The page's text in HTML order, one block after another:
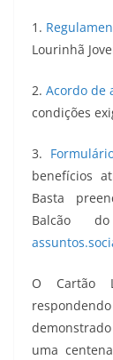
1.
Lourinhã
2. Acordo de
condições
3.
benefícios
Basta
Balcão
O Cartão
uma